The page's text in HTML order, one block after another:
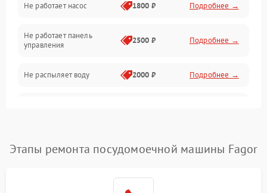
Вода
Гигиена
Программное обеспечение
Не работает насос 1800 ₽ Подробнее →
Не работает панель
управления
2500 ₽ Подробнее →
Не распыляет воду 2000 ₽ Подробнее →
воды
1800 ₽ Подробнее →
Этапы ремонта посудомоечной машины Fagor